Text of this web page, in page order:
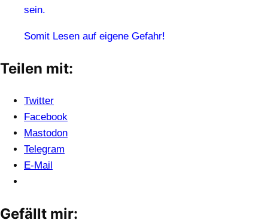
sein.
Somit Lesen auf eigene Gefahr!
Teilen mit:
Twitter
Facebook
Mastodon
Telegram
E-Mail
Gefällt mir: